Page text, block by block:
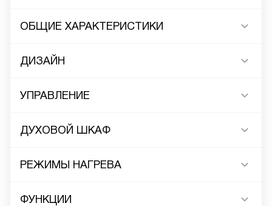
ОБЩИЕ ХАРАКТЕРИСТИКИ
ДИЗАЙН
УПРАВЛЕНИЕ
ДУХОВОЙ ШКАФ
РЕЖИМЫ НАГРЕВА
ФУНКЦИИ